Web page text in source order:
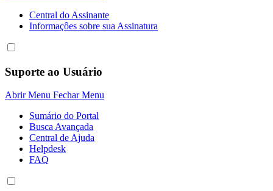
Central do Assinante
Informaçôes sobre sua Assinatura
Suporte ao Usuário
Abrir Menu Fechar Menu
Sumário do Portal
Busca Avançada
Central de Ajuda
Helpdesk
FAQ